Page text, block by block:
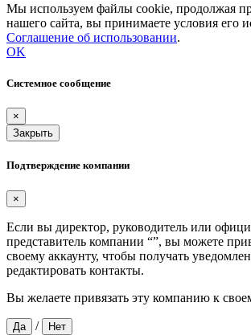
Мы используем файлы cookie, продолжая
нашего сайта, вы принимаете условия его
Соглашение об использовании.
OK
Системное сообщение
×
Закрыть
Подтверждение компании
×
Если вы директор, руководитель или
представитель компании “”, вы можете
своему аккаунту, чтобы получать
редактировать контакты.
Вы желаете привязать эту компанию к
Да / Нет